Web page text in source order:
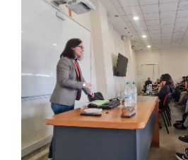
Formación Continua
Estudiantes
Académicos
Funcionarios
Alumni